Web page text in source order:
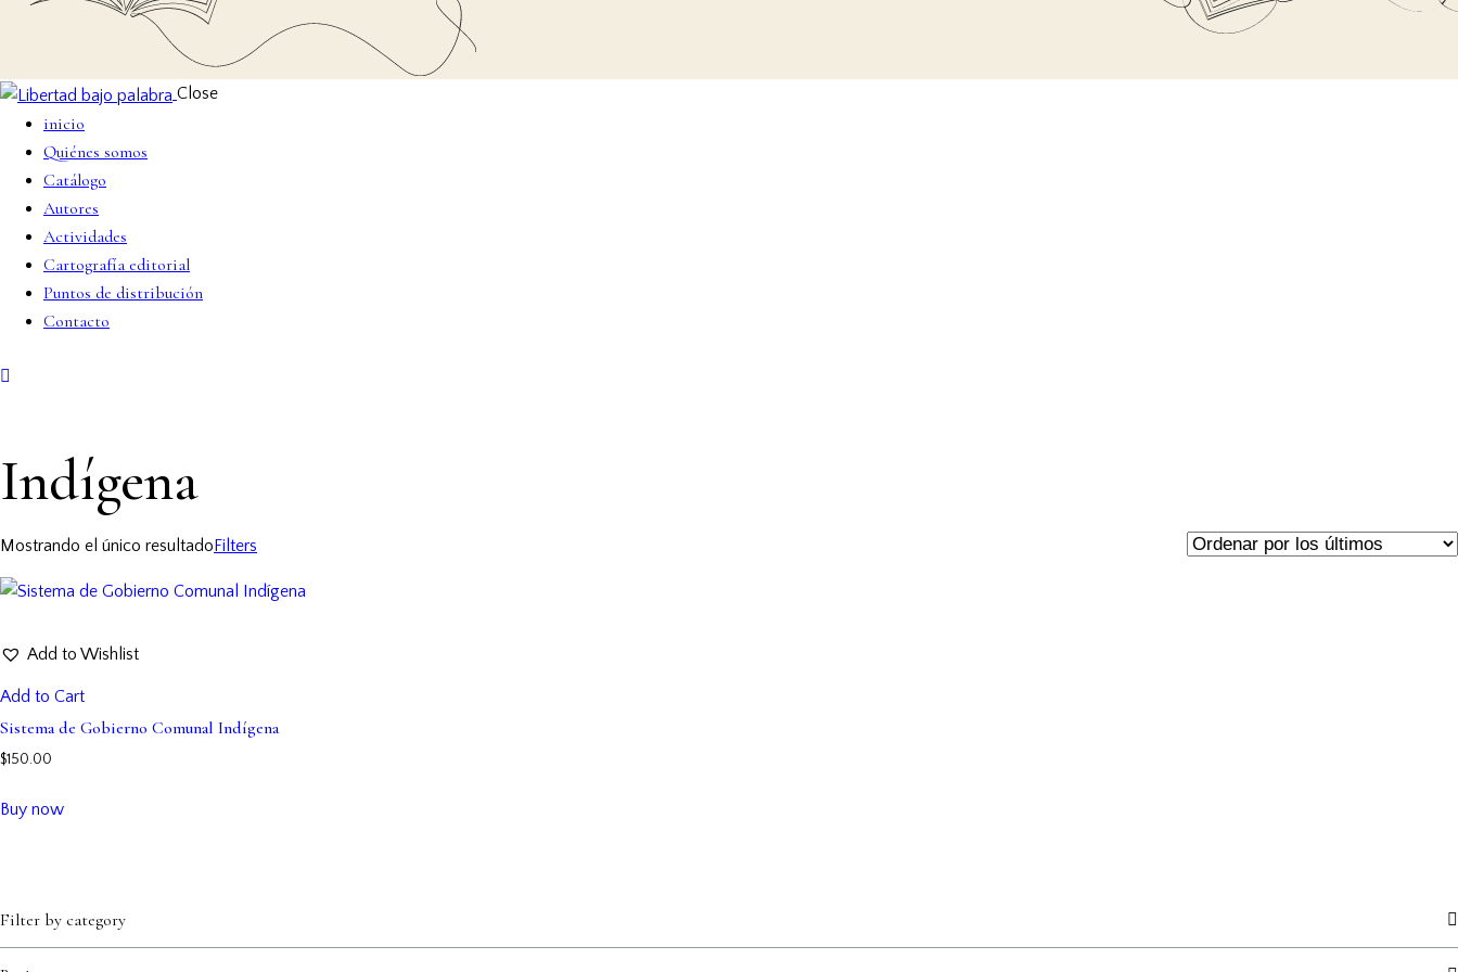
Close
inicio
Quiénes somos
Catálogo
Autores
Actividades
Cartografía editorial
Puntos de distribución
Contacto
Indígena
Mostrando el único resultadoFilters
Add to Wishlist
Add to Cart
Sistema de Gobierno Comunal Indígena
$150.00
Buy now
Filter by category